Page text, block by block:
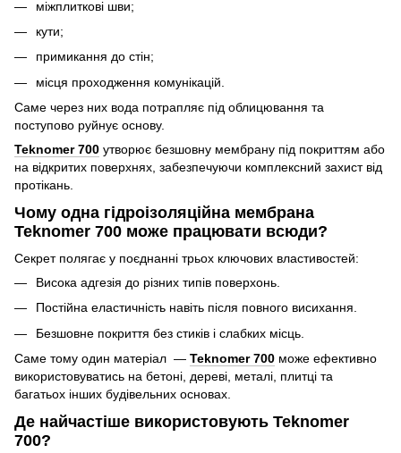
міжплиткові шви;
кути;
примикання до стін;
місця проходження комунікацій.
Саме через них вода потрапляє під облицювання та
поступово руйнує основу.
Teknomer 700 утворює безшовну мембрану під покриттям або
на відкритих поверхнях, забезпечуючи комплексний захист від
протікань.
Чому одна гідроізоляційна мембрана
Teknomer 700 може працювати всюди?
Секрет полягає у поєднанні трьох ключових властивостей:
Висока адгезія до різних типів поверхонь.
Постійна еластичність навіть після повного висихання.
Безшовне покриття без стиків і слабких місць.
Саме тому один матеріал — Teknomer 700 може ефективно
використовуватись на бетоні, дереві, металі, плитці та
багатьох інших будівельних основах.
Де найчастіше використовують Teknomer
700?